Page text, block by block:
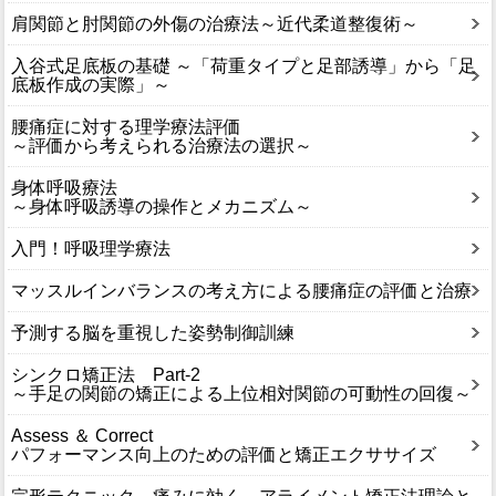
肩関節と肘関節の外傷の治療法～近代柔道整復術～
入谷式足底板の基礎 ～「荷重タイプと足部誘導」から「足
底板作成の実際」～
腰痛症に対する理学療法評価
～評価から考えられる治療法の選択～
身体呼吸療法
～身体呼吸誘導の操作とメカニズム～
入門！呼吸理学療法
マッスルインバランスの考え方による腰痛症の評価と治療
予測する脳を重視した姿勢制御訓練
シンクロ矯正法 Part-2
～手足の関節の矯正による上位相対関節の可動性の回復～
Assess ＆ Correct
パフォーマンス向上のための評価と矯正エクササイズ